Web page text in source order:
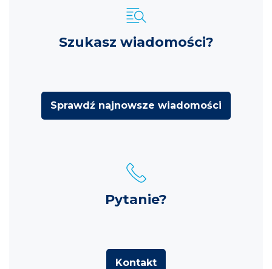
Szukasz wiadomości?
Sprawdź najnowsze wiadomości
Pytanie?
Kontakt